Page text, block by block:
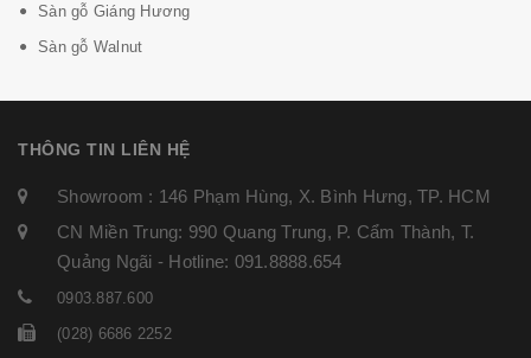
Sàn gỗ Giáng Hương
Sàn gỗ Walnut
THÔNG TIN LIÊN HỆ
Showroom : 146 Phạm Hùng, X. Bình Hưng, TP. HCM
CN Miền Trung: 990 Quang Trung, P. Cẩm Thành, T.
Quảng Ngãi - Hotline: 091.8888.654
0903.887.600
(028) 6686 2252